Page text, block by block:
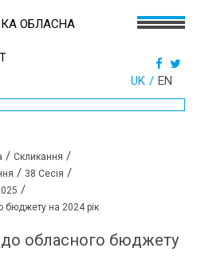
ОБЛАСНА
UK EN
/ Скликання /
/ 38 Сесія /
/
бюджету на 2024 рік
обласного бюджету